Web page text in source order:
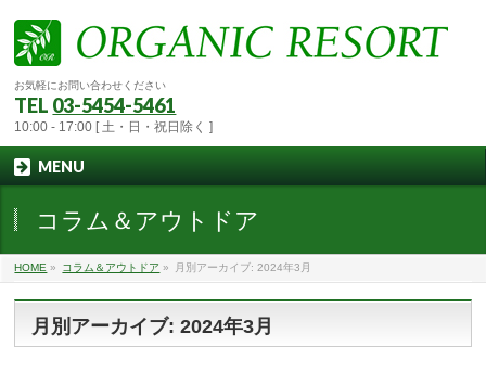
お気軽にお問い合わせください
TEL 03-5454-5461
10:00 - 17:00 [ 土・日・祝日除く ]
MENU
コラム＆アウトドア
HOME » コラム＆アウトドア » 月別アーカイブ: 2024年3月
月別アーカイブ: 2024年3月